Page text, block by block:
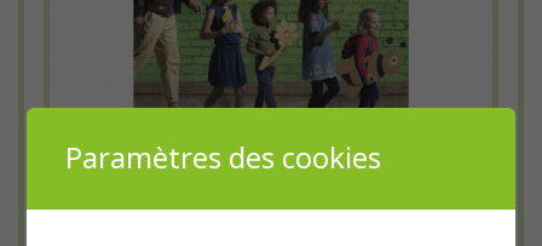
Paramètres des cookies